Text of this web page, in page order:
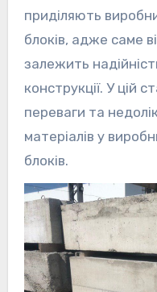
приділяють
блоків, адже саме
залежить
конструкції. У цій
переваги та
матеріалів у
блоків.